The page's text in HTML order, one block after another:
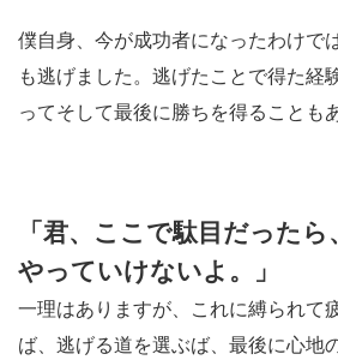
僕自身、今が成功者になったわけで
も逃げました。逃げたことで得た経
ってそして最後に勝ちを得ることも
「君、ここで駄目だった
やっていけないよ。」
一理はありますが、これに縛られて
ば、逃げる道を選ぶば、最後に心地